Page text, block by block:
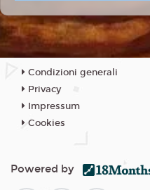
Condizioni generali
Privacy
Impressum
Cookies
Powered by